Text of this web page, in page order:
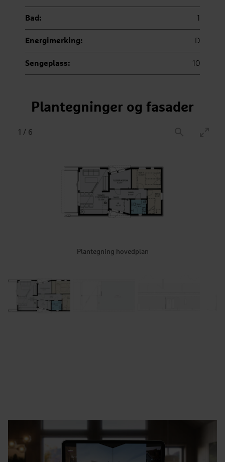
Bad: 1
Energimerking: D
Sengeplass: 10
Plantegninger og fasader
1 / 6
Plantegning hovedplan